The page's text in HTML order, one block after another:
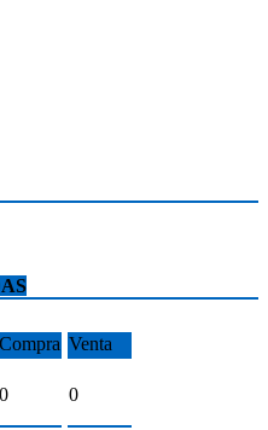
Compra Venta
0 0